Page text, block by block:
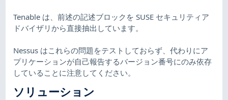
Tenable は、前述の記述ブロックを SUSE セキュリティア
ドバイザリから直接抽出しています。
Nessus はこれらの問題をテストしておらず、代わりにア
プリケーションが自己報告するバージョン番号にのみ依存
していることに注意してください。
ソリューション